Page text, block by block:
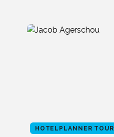
HOTELPLANNER TOUR